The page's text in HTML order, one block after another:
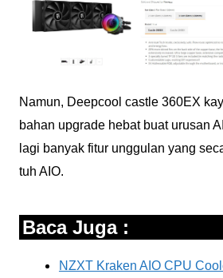
Namun, Deepcool castle 360EX
bahan upgrade hebat buat urusan
lagi banyak fitur unggulan yang
tuh AIO.
Baca Juga :
NZXT Kraken AIO CPU